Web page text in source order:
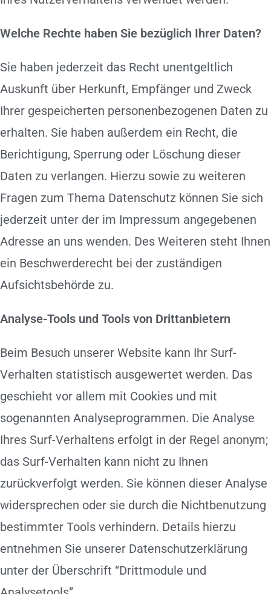
Welche Rechte haben Sie bezüglich Ihrer Daten?
Sie haben jederzeit das Recht unentgeltlich
Auskunft über Herkunft, Empfänger und Zweck
Ihrer gespeicherten personenbezogenen Daten zu
erhalten. Sie haben außerdem ein Recht, die
Berichtigung, Sperrung oder Löschung dieser
Daten zu verlangen. Hierzu sowie zu weiteren
Fragen zum Thema Datenschutz können Sie sich
jederzeit unter der im Impressum angegebenen
Adresse an uns wenden. Des Weiteren steht Ihnen
ein Beschwerderecht bei der zuständigen
Aufsichtsbehörde zu.
Analyse-Tools und Tools von Drittanbietern
Beim Besuch unserer Website kann Ihr Surf-
Verhalten statistisch ausgewertet werden. Das
geschieht vor allem mit Cookies und mit
sogenannten Analyseprogrammen. Die Analyse
Ihres Surf-Verhaltens erfolgt in der Regel anonym;
das Surf-Verhalten kann nicht zu Ihnen
zurückverfolgt werden. Sie können dieser Analyse
widersprechen oder sie durch die Nichtbenutzung
bestimmter Tools verhindern. Details hierzu
entnehmen Sie unserer Datenschutzerklärung
unter der Überschrift “Drittmodule und